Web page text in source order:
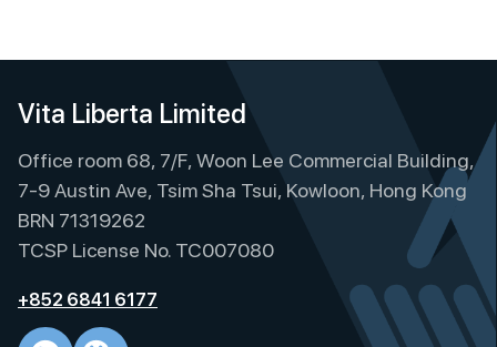
Vita Liberta Limited
Office room 68, 7/F, Woon Lee Commercial Building,
7-9 Austin Ave, Tsim Sha Tsui, Kowloon, Hong Kong
BRN 71319262
TCSP License No. TC007080
+852 6841 6177